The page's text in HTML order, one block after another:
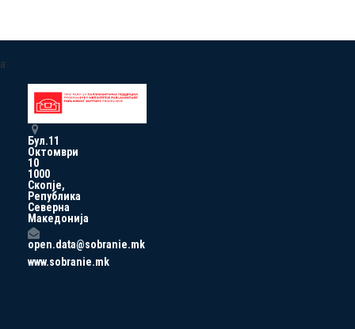
a
Бул.11
Октомври
10
1000
Скопје,
Република
Северна
Македонија
open.data@sobranie.mk
www.sobranie.mk